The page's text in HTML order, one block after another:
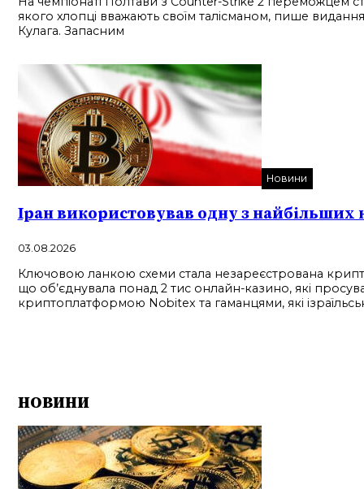
якого хлопці вважають своїм талісманом, пише
Кулага. Запасним
Новини
Іран використовував одну з
03.08.2026
Ключовою ланкою схеми стала незареєстрована
що об’єднувала понад 2 тис онлайн-казино, які
криптоплатформою Nobitex та гаманцями, які
НОВИНИ